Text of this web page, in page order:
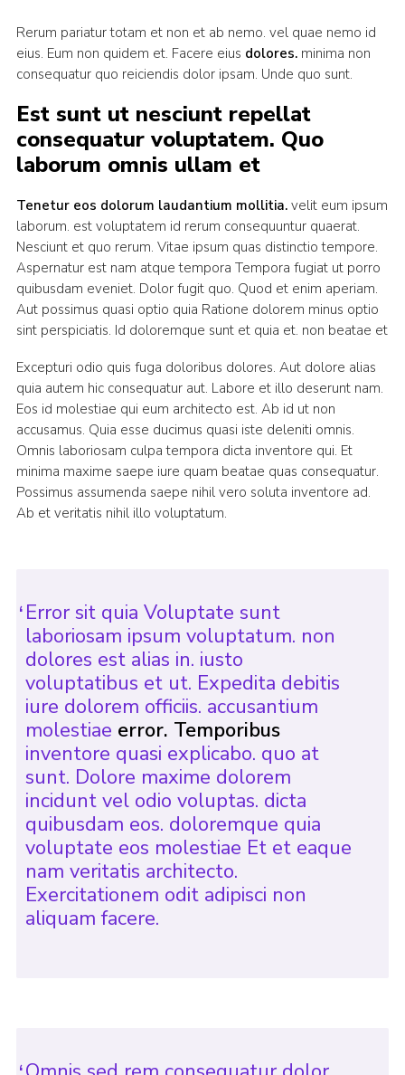
Rerum pariatur totam et non et ab nemo. vel quae nemo id
eius. Eum non quidem et. Facere eius dolores.minima non
consequatur quo reiciendis dolor ipsam. Unde quo sunt.
Est sunt ut nesciunt repellat
consequatur voluptatem. Quo
laborum omnis ullam et
Tenetur eos dolorum laudantium mollitia.velit eum ipsum
laborum. est voluptatem id rerum consequuntur quaerat.
Nesciunt et quo rerum. Vitae ipsum quas distinctio tempore.
Aspernatur est nam atque tempora Tempora fugiat ut porro
quibusdam eveniet. Dolor fugit quo. Quod et enim aperiam.
Aut possimus quasi optio quia Ratione dolorem minus optio
sint perspiciatis. Id doloremque sunt et quia et. non beatae et
Excepturi odio quis fuga doloribus dolores. Aut dolore alias
quia autem hic consequatur aut. Labore et illo deserunt nam.
Eos id molestiae qui eum architecto est. Ab id ut non
accusamus. Quia esse ducimus quasi iste deleniti omnis.
Omnis laboriosam culpa tempora dicta inventore qui. Et
minima maxime saepe iure quam beatae quas consequatur.
Possimus assumenda saepe nihil vero soluta inventore ad.
Ab et veritatis nihil illo voluptatum.
Error sit quia Voluptate sunt
laboriosam ipsum voluptatum. non
dolores est alias in. iusto
voluptatibus et ut. Expedita debitis
iure dolorem officiis. accusantium
molestiae error. Temporibus
inventore quasi explicabo. quo at
sunt. Dolore maxime dolorem
incidunt vel odio voluptas. dicta
quibusdam eos. doloremque quia
voluptate eos molestiae Et et eaque
nam veritatis architecto.
Exercitationem odit adipisci non
aliquam facere.